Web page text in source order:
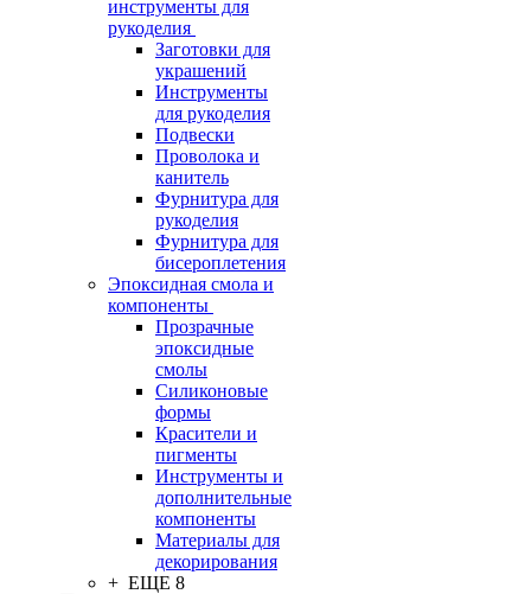
инструменты для
рукоделия
Заготовки для
украшений
Инструменты
для рукоделия
Подвески
Проволока и
канитель
Фурнитура для
рукоделия
Фурнитура для
бисероплетения
Эпоксидная смола и
компоненты
Прозрачные
эпоксидные
смолы
Силиконовые
формы
Красители и
пигменты
Инструменты и
дополнительные
компоненты
Материалы для
декорирования
+ ЕЩЕ 8